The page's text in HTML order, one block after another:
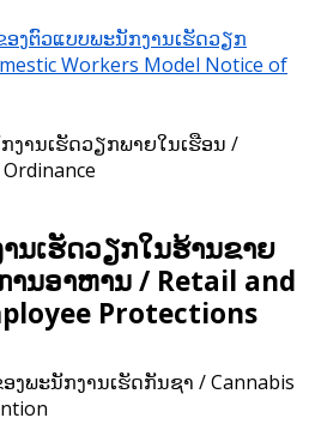
ງຕົວແບບພະນັກງານເຮັດວຽກ
Workers Model Notice of
ານເຮັດວຽກພາຍໃນເຮືອນ /
ນເຮັດວຽກໃນຮ້ານຂາຍ
ນອາຫານ / Retail and
Protections
ງພະນັກງານເຮັດກັນຊາ / Cannabis